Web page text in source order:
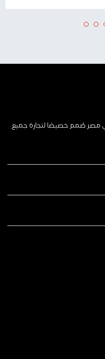
مصر صُمم خصيصًا لتجارة جميع